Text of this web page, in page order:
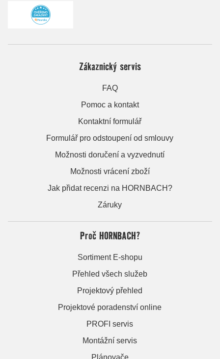
Zákaznický servis
FAQ
Pomoc a kontakt
Kontaktní formulář
Formulář pro odstoupení od smlouvy
Možnosti doručení a vyzvednutí
Možnosti vrácení zboží
Jak přidat recenzi na HORNBACH?
Záruky
Proč HORNBACH?
Sortiment E-shopu
Přehled všech služeb
Projektový přehled
Projektové poradenství online
PROFI servis
Montážní servis
Plánovače